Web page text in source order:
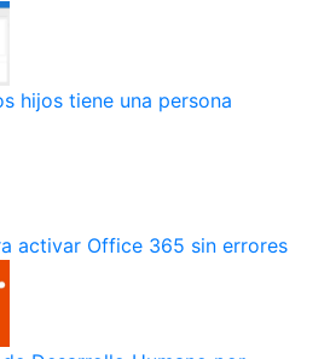
hijos tiene una persona
activar Office 365 sin errores